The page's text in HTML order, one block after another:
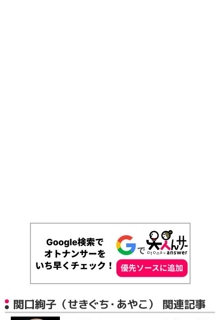
関口絢子（せきぐち・あやこ） 関連記事